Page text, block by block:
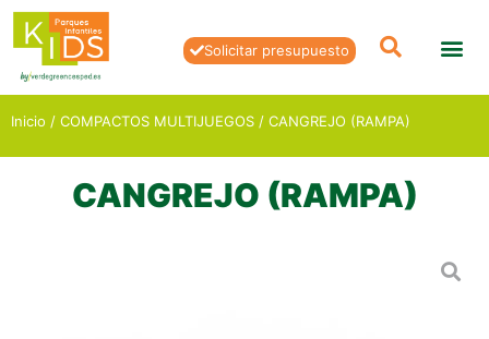
Solicitar presupuesto
Inicio / COMPACTOS MULTIJUEGOS / CANGREJO (RAMPA)
CANGREJO (RAMPA)